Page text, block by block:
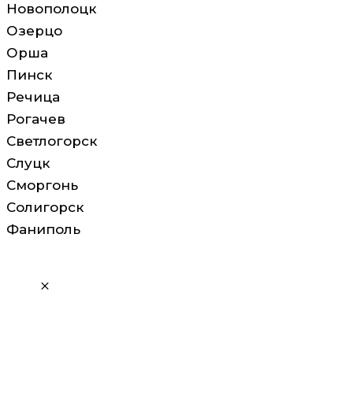
Новополоцк
Озерцо
Орша
Пинск
Речица
Рогачев
Светлогорск
Слуцк
Сморгонь
Солигорск
Фаниполь